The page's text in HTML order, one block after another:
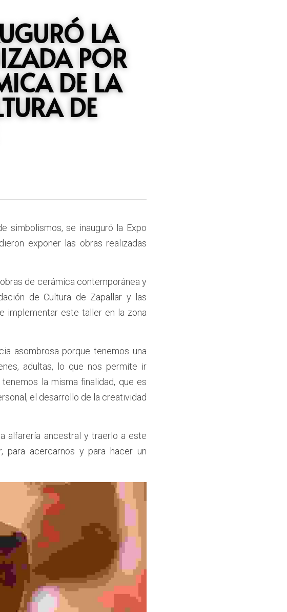
LA
POR
DE LA
DE
simbolismos, se inauguró la Expo
exponer las obras realizadas
de cerámica contemporánea y
de Cultura de Zapallar y las
implementar este taller en la zona
asombrosa porque tenemos una
adultas, lo que nos permite ir
la misma finalidad, que es
el desarrollo de la creatividad
alfarería ancestral y traerlo a este
para acercarnos y para hacer un